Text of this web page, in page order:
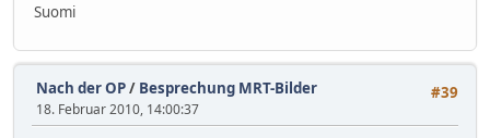
Suomi
#39
Nach der OP/ Besprechung MRT-Bilder
18. Februar 2010, 14:00:37